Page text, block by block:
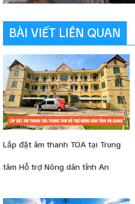
BÀI VIẾT LIÊN QUAN
Lắp đặt âm thanh TOA tại Trung
tâm Hỗ trợ Nông dân tỉnh An